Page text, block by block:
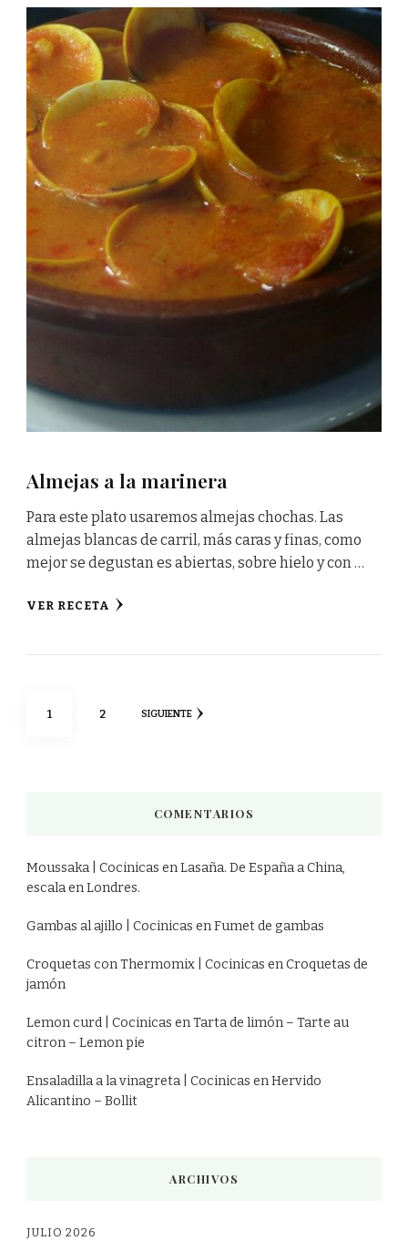
Almejas a la marinera
Para este plato usaremos almejas chochas. Las
almejas blancas de carril, más caras y finas, como
mejor se degustan es abiertas, sobre hielo y con …
VER RECETA
Paginación
PÁGINA
1 PÁGINA
2 SIGUIENTE
COMENTARIOS
Moussaka | Cocinicas enLasaña. De España a China,
escala en Londres.
Gambas al ajillo | Cocinicas enFumet de gambas
Croquetas con Thermomix | Cocinicas enCroquetas de
jamón
Lemon curd | Cocinicas enTarta de limón – Tarte au
citron – Lemon pie
Ensaladilla a la vinagreta | Cocinicas enHervido
Alicantino – Bollit
ARCHIVOS
JULIO 2026